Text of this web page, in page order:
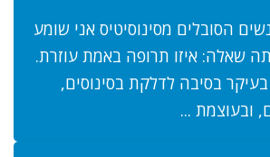
הסובלים מסינוסיטיס אני שומע
שאלה: איזו תרופה באמת עוזרת.
בסיבה לדלקת בסינוסים,
ובעוצמת ...